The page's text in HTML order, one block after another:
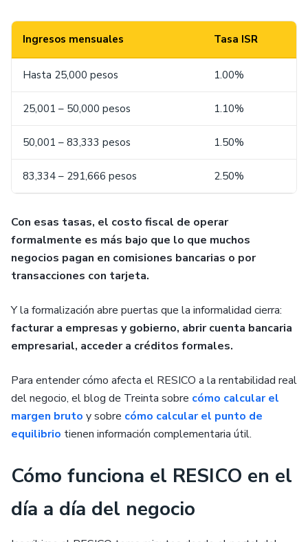
Ingresos mensuales Tasa ISR
Hasta 25,000 pesos 1.00%
25,001 – 50,000 pesos 1.10%
50,001 – 83,333 pesos 1.50%
83,334 – 291,666 pesos 2.50%
Con esas tasas, el costo fiscal de operar
formalmente es más bajo que lo que muchos
negocios pagan en comisiones bancarias o por
transacciones con tarjeta.
Y la formalización abre puertas que la informalidad cierra:
facturar a empresas y gobierno, abrir cuenta bancaria
empresarial, acceder a créditos formales.
Para entender cómo afecta el RESICO a la rentabilidad real
del negocio, el blog de Treinta sobre cómo calcular el
margen bruto y sobre cómo calcular el punto de
equilibrio tienen información complementaria útil.
Cómo funciona el RESICO en el
día a día del negocio